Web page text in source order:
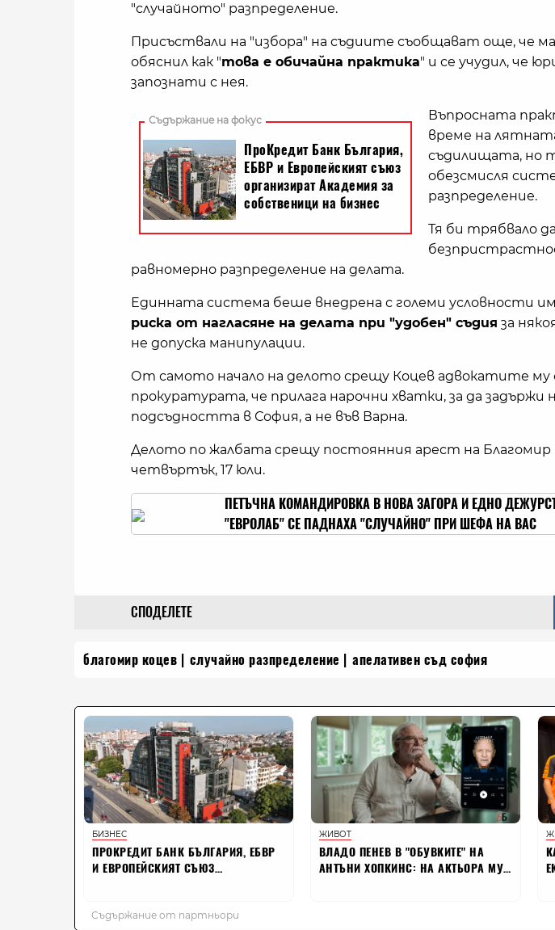
"случайното" разпределение.
Присъствали на "избора" на съдиите съобщават още, че
обяснил как "това е обичайна практика" и се учудил, че
запознати с нея.
Въпросната
време на
съдилищата, но
обезсмисля
разпределение.
Тя би трябвало
равномерно разпределение на делата.
Единната система беше внедрена с големи условности
риска от нагласяне на делата при "удобен" съдия за
не допуска манипулации.
От самото начало на делото срещу Коцев адвокатите му
прокуратурата, че прилага нарочни хватки, за да задържи
подсъдността в София, а не във Варна.
Делото по жалбата срещу постоянния арест на Благомир
четвъртък, 17 юли.
ПЕТЪЧНА КОМАНДИРОВКА В НОВА ЗАГОРА И ЕДНО
"ЕВРОЛАБ" СЕ ПАДНАХА "СЛУЧАЙНО" ПРИ ШЕФА НА ВАС
СПОДЕЛЕТЕ
благомир коцев случайно разпределение апелативен съд софия